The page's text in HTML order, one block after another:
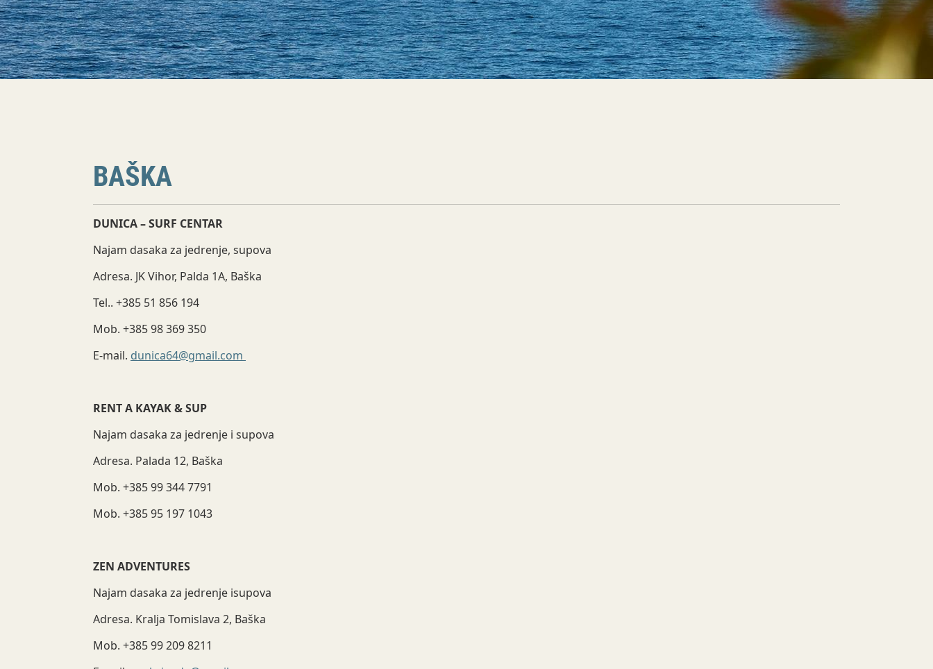
BAŠKA
DUNICA – SURF CENTAR
Najam dasaka za jedrenje, supova
Adresa. JK Vihor, Palda 1A, Baška
Tel.. +385 51 856 194
Mob. +385 98 369 350
E-mail. dunica64@gmail.com
RENT A KAYAK & SUP
Najam dasaka za jedrenje i supova
Adresa. Palada 12, Baška
Mob. +385 99 344 7791
Mob. +385 95 197 1043
ZEN ADVENTURES
Najam dasaka za jedrenje isupova
Adresa. Kralja Tomislava 2, Baška
Mob. +385 99 209 8211